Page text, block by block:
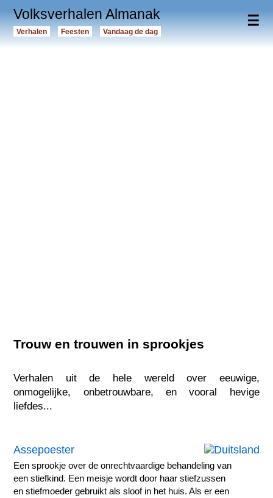
☰
Volksverhalen Almanak
Verhalen Feesten Vandaag de dag
Trouw en trouwen in sprookjes
Verhalen uit de hele wereld over eeuwige,
onmogelijke, onbetrouwbare, en vooral hevige
liefdes...
Assepoester
Een sprookje over de onrechtvaardige behandeling van
een stiefkind. Een meisje wordt door haar stiefzussen
en stiefmoeder gebruikt als sloof in het huis. Als er een